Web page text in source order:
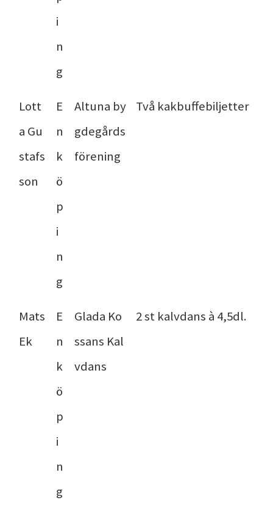
i
n
g
Lott
a Gu
stafs
son
E
n
k
ö
p
i
n
g
Altuna by
gdegårds
förening
Två kakbuffebiljetter
Mats
Ek
E
n
k
ö
p
i
n
g
Glada Ko
ssans Kal
vdans
2 st kalvdans à 4,5dl.